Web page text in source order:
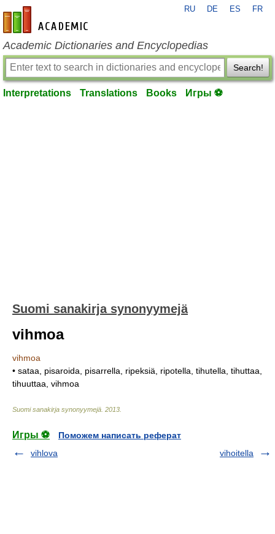
en-academic.com
RU DE ES FR
Academic Dictionaries and Encyclopedias
Search!
Interpretations Translations Books Игры ⚽
Suomi sanakirja synonyymejä
vihmoa
vihmoa
• sataa, pisaroida, pisarrella, ripeksiä, ripotella, tihutella, tihuttaa,
tihuuttaa, vihmoa
Suomi sanakirja synonyymejä 2013
Игры ⚽
Поможем написать реферат
vihlova
vihoitella